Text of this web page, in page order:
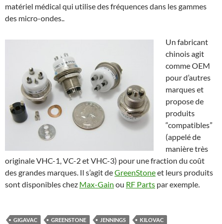
matériel médical qui utilise des fréquences dans les gammes
des micro-ondes..
Un fabricant
chinois agit
comme OEM
pour d’autres
marques et
propose de
produits
“compatibles”
(appelé de
manière très
originale VHC-1, VC-2 et VHC-3) pour une fraction du coût
des grandes marques. Il s’agit deGreenStoneet leurs produits
sont disponibles chez Max-Gain ou RF Parts par exemple.
GIGAVAC GREENSTONE JENNINGS
KILOVAC